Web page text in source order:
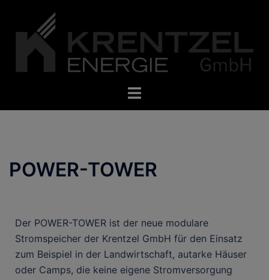
POWER-TOWER
Der POWER-TOWER ist der neue modulare
Stromspeicher der Krentzel GmbH für den Einsatz
zum Beispiel in der Landwirtschaft, autarke Häuser
oder Camps, die keine eigene Stromversorgung